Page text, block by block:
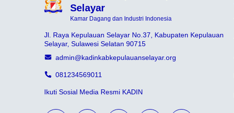
Selayar
Kamar Dagang dan Industri Indonesia
Jl. Raya Kepulauan Selayar No.37, Kabupaten Kepulauan
Selayar, Sulawesi Selatan 90715
admin@kadinkabkepulauanselayar.org
081234569011
Ikuti Sosial Media Resmi KADIN